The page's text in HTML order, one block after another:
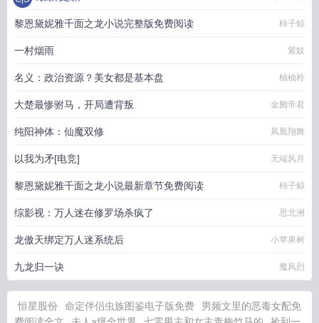
黎恩黛妮雅千面之龙小说完整版免费阅读 柿子鲸
一村烟雨 紫奴
名义：政治资源？美女都是基本盘 柚柚柃
大楚最惨驸马，开局遭背叛 金阙帝君
纯阳神体：仙魔双修 凤凰翔舞
以我为矛[电竞] 无端风月
黎恩黛妮雅千面之龙小说最新章节免费阅读 柿子鲸
综影视：万人迷在修罗场杀疯了 思北洲
龙傲天绑定万人迷系统后 小苹果树
九龙归一诀 魔风烈
恒星股份 命定伴侣虫族图鉴电子版免费
男频文里的恶毒女配免